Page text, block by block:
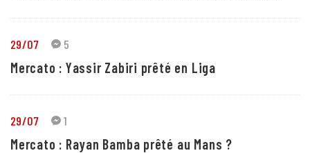
29/07 5
Mercato : Yassir Zabiri prêté en Liga
29/07 1
Mercato : Rayan Bamba prêté au Mans ?